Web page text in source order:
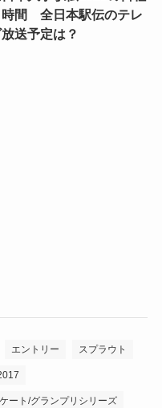
時間 全日本駅伝のテレ
放送予定は？
エントリー スプラウト
ート/グランプリシリーズ